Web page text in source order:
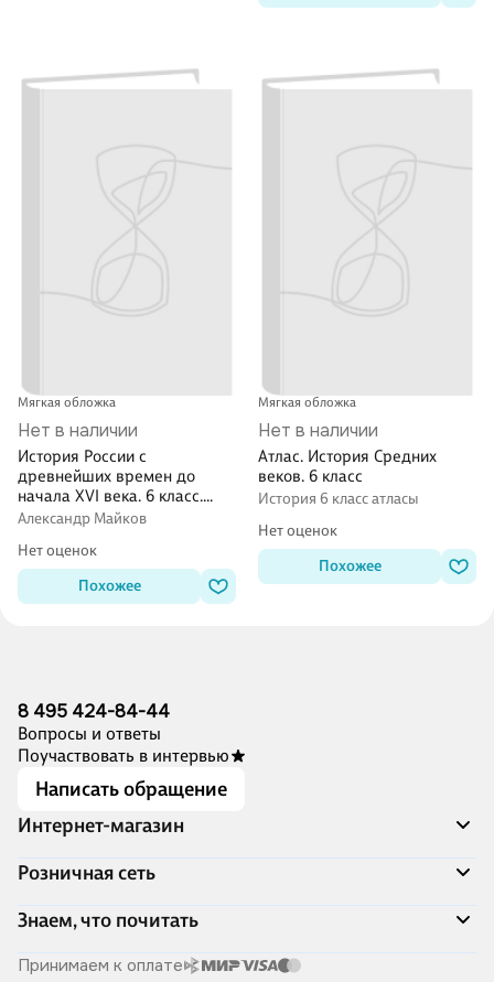
Мягкая обложка
Нет в наличии
История России с
древнейших времен до
начала XVI века. 6 класс.
Атлас с контурными картами
Александр Майков
Нет оценок
Похожее
Мягкая обложка
Нет в наличии
Атлас. История Средних
веков. 6 класс
История 6 класс атласы
Нет оценок
Похожее
8 495 424-84-44
Вопросы и ответы
Поучаствовать в интервью
Написать обращение
Интернет-магазин
Акции
Доставка и оплата
Программа лояльности
Подарочные сертификаты
Розничная сеть
Адреса магазинов
Книжный Дозор
О компании
Знаем, что почитать
Скоро в продаже
Принимаем к оплате